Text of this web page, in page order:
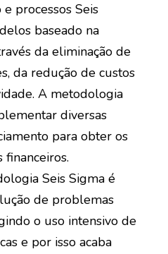
processos Seis
baseado na
da eliminação de
da redução de custos
A metodologia
diversas
para obter os
Seis Sigma é
de problemas
o uso intensivo de
e por isso acaba